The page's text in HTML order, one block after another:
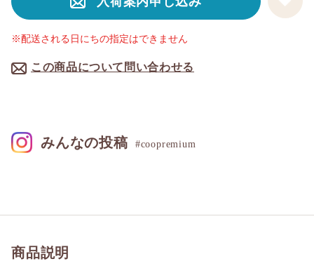
この商品について問い合わせる
※配送される日にちの指定はできません
商品説明
みんなの投稿 #coopremium